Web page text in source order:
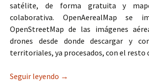
satélite, de forma gratuita y
colaborativa. OpenAerealMap se
OpenStreetMap de las imágenes
drones desde donde descargar y
territoriales, ya procesados, con el resto
Seguir leyendo OpenAerialMap: el mapa
→